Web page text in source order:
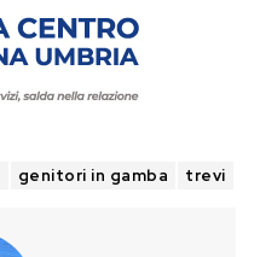
genitori in gamba trevi